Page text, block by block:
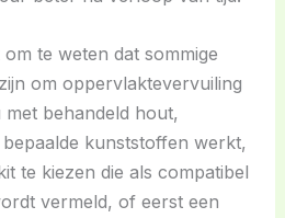
te weten dat sommige
om oppervlaktevervuiling
behandeld hout,
kunststoffen werkt,
te kiezen die als compatibel
vermeld, of eerst een